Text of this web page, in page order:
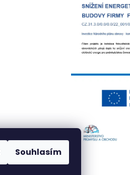
Souhlasím